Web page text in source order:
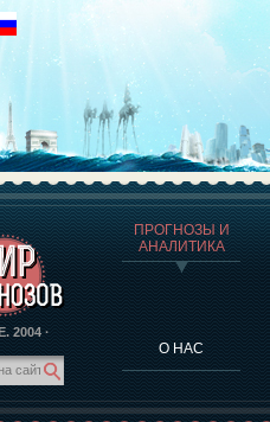
2004 ·
ПРОГНОЗЫ И
АНАЛИТИКА
О НАС
ЧЕЛОВЕКА
ЛИЧНОСТЕЙ
ВОЛИКОВА
АНАЛИТИКА